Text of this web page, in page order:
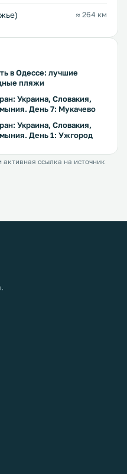
≈ 264 км
в Одессе: лучшие
пляжи
Украина, Словакия,
День 7: Мукачево
Украина, Словакия,
День 1: Ужгород
ссылка на источник